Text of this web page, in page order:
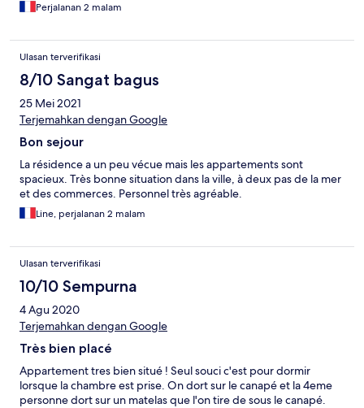
Perjalanan 2 malam
Ulasan terverifikasi
8/10 Sangat bagus
25 Mei 2021
Terjemahkan dengan Google
Bon sejour
La résidence a un peu vécue mais les appartements sont
spacieux. Très bonne situation dans la ville, à deux pas de la mer
et des commerces. Personnel très agréable.
Line, perjalanan 2 malam
Ulasan terverifikasi
10/10 Sempurna
4 Agu 2020
Terjemahkan dengan Google
Très bien placé
Appartement tres bien situé ! Seul souci c'est pour dormir
lorsque la chambre est prise. On dort sur le canapé et la 4eme
personne dort sur un matelas que l'on tire de sous le canapé.